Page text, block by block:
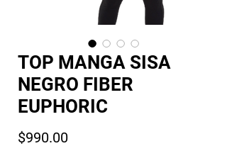
TOP MANGA SISA
NEGRO FIBER
EUPHORIC
$990.00Precio